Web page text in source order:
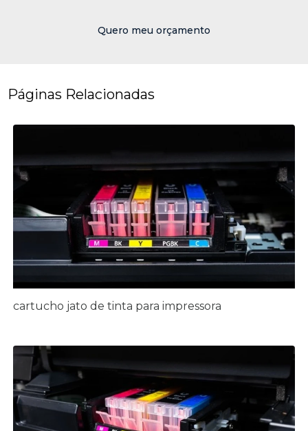
Quero meu orçamento
Páginas Relacionadas
cartucho jato de tinta para impressora